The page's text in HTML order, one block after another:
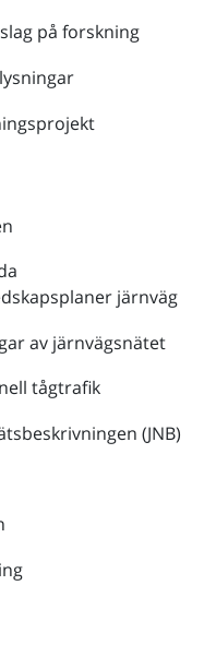
på forskning
järnväg
av järnvägsnätet
tågtrafik
(JNB)